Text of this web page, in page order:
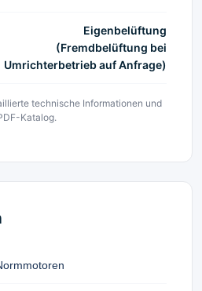
Eigenbelüftung
(Fremdbelüftung bei
Umrichterbetrieb auf Anfrage)
technische Informationen und
Katalog.